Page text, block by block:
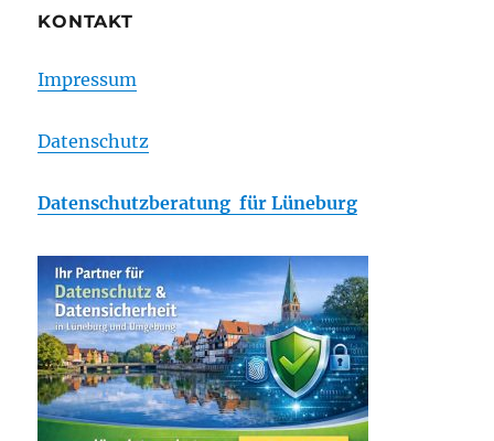
KONTAKT
Impressum
Datenschutz
Datenschutzberatung für Lüneburg